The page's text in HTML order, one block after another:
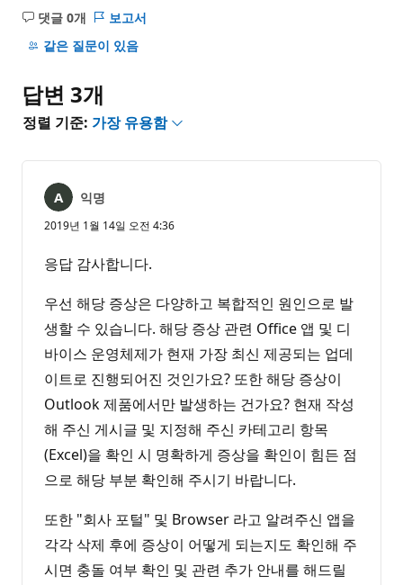
댓글 0개
설
명
음
보고서
같은 질문이 있음
답변 3개
정렬 기준: 가장 유용함
익명
2019년 1월 14일 오전 4:36
응답 감사합니다.
우선 해당 증상은 다양하고 복합적인 원인으로 발
생할 수 있습니다. 해당 증상 관련 Office 앱 및 디
바이스 운영체제가 현재 가장 최신 제공되는 업데
이트로 진행되어진 것인가요? 또한 해당 증상이
Outlook 제품에서만 발생하는 건가요? 현재 작성
해 주신 게시글 및 지정해 주신 카테고리 항목
(Excel)을 확인 시 명확하게 증상을 확인이 힘든 점
으로 해당 부분 확인해 주시기 바랍니다.
또한 "회사 포털" 및 Browser 라고 알려주신 앱을
각각 삭제 후에 증상이 어떻게 되는지도 확인해 주
시면 충돌 여부 확인 및 관련 추가 안내를 해드릴